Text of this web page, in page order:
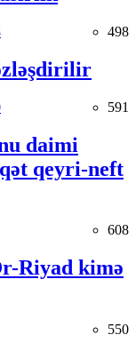
498
591
daimi
qeyri-neft
608
Riyad kimə
550